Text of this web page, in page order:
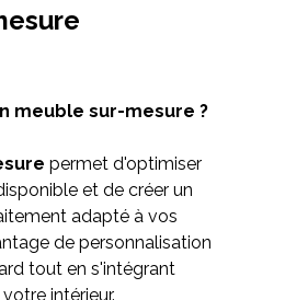
meuble sur-mesure ?
permet d'optimiser
et de créer un
adapté à vos
de personnalisation
tout en s'intégrant
intérieur.